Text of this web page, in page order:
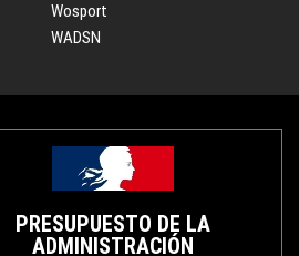
Wosport
WADSN
PRESUPUESTO DE LA
ADMINISTRACIÓN